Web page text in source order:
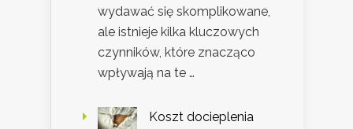
wydawać się skomplikowane,
ale istnieje kilka kluczowych
czynników, które znacząco
wpływają na te …
Koszt docieplenia